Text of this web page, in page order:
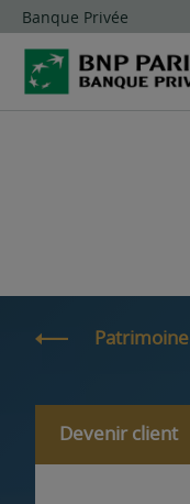
Banque Privée
Patrimoine
Devenir client